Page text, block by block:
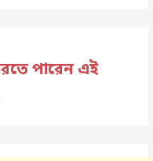
পারেন এই